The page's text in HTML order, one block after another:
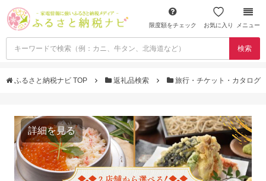
限度額をチェック お気に入り メニュー
検索
ふるさと納税ナビ TOP 返礼品検索 旅行・チケット・カタログ
詳細を見る